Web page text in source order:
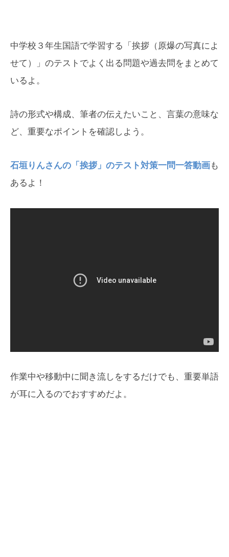
中学校３年生国語で学習する「挨拶（原爆の写真によ
せて）」のテストでよく出る問題や過去問をまとめて
いるよ。
詩の形式や構成、筆者の伝えたいこと、言葉の意味な
ど、重要なポイントを確認しよう。
石垣りんさんの「挨拶」のテスト対策一問一答動画 も
あるよ！
作業中や移動中に聞き流しをするだけでも、重要単語
が耳に入るのでおすすめだよ。